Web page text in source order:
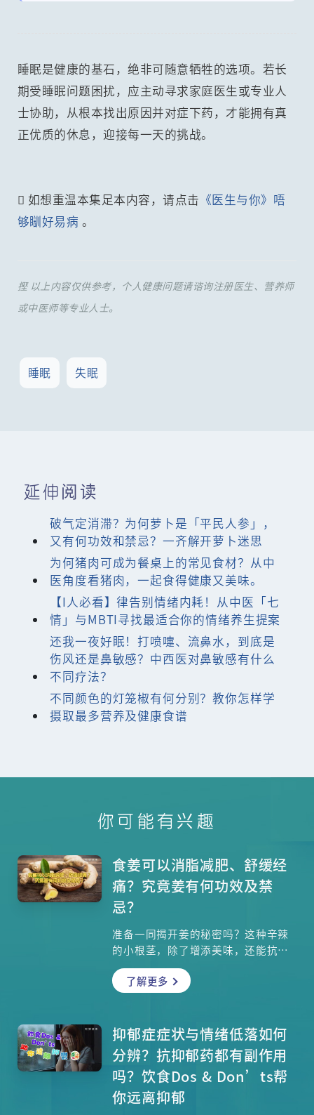
睡眠是健康的基石，绝非可随意牺牲的选项。若长
期受睡眠问题困扰，应主动寻求家庭医生或专业人
士协助，从根本找出原因并对症下药，才能拥有真
正优质的休息，迎接每一天的挑战。
 如想重温本集足本内容，请点击 《医生与你》唔
够瞓好易病 。
摼 以上内容仅供参考，个人健康问题请谘询注册医生、营养师
或中医师等专业人士。
睡眠 失眠
延伸阅读
破气定消滞？为何萝卜是「平民人参」，
又有何功效和禁忌？一齐解开萝卜迷思
为何猪肉可成为餐桌上的常见食材？从中
医角度看猪肉，一起食得健康又美味。
【I人必看】律告别情绪内耗！从中医「七
情」与MBTI寻找最适合你的情绪养生提案
还我一夜好眠！打喷嚏、流鼻水，到底是
伤风还是鼻敏感？中西医对鼻敏感有什么
不同疗法？
不同颜色的灯笼椒有何分别？教你怎样学
摄取最多营养及健康食谱
你可能有兴趣
食姜可以消脂减肥、舒缓经
痛？究竟姜有何功效及禁
忌？
准备一同揭开姜的秘密吗？这种辛辣
的小根茎，除了增添美味，还能抗氧
化、抗炎，甚至能舒缓孕吐和经痛！
不仅如此，还能助你消化、减肥，对
芯更会分享食用姜时需要留意的地
方。快来了解这位常见的伙伴，让姜
成为你生活的一部分吧！
了解更多
抑郁症症状与情绪低落如何
分辨？抗抑郁药都有副作用
吗？饮食Dos & Don’ts帮
你远离抑郁